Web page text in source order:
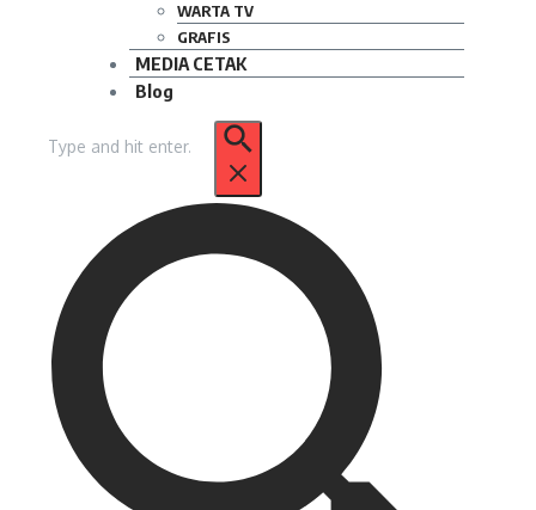
WARTA TV
GRAFIS
MEDIA CETAK
Blog
untuk: